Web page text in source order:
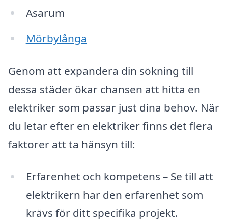
Asarum
Mörbylånga
Genom att expandera din sökning till
dessa städer ökar chansen att hitta en
elektriker som passar just dina behov. När
du letar efter en elektriker finns det flera
faktorer att ta hänsyn till:
Erfarenhet och kompetens – Se till att
elektrikern har den erfarenhet som
krävs för ditt specifika projekt.